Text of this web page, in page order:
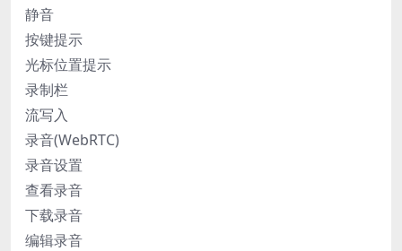
静音
按键提示
光标位置提示
录制栏
流写入
录音(WebRTC)
录音设置
查看录音
下载录音
编辑录音